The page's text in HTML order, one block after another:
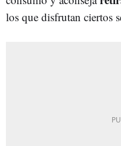
los que disfrutan ciertos